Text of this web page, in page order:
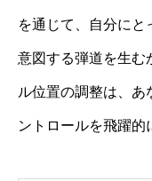
を通じて、自分にと
意図する弾道を生む
ル位置の調整は、あ
ントロールを飛躍的